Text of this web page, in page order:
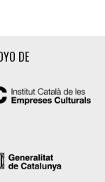
DE